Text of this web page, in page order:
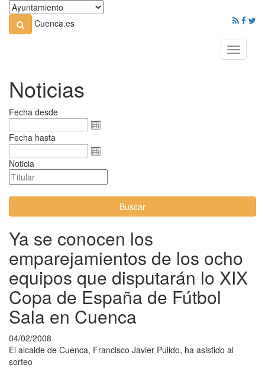
Cuenca.es
Toggle
Noticias
Fecha desde
Fecha hasta
Noticia
Buscar
Ya se conocen los
emparejamientos de los ocho
equipos que disputarán lo XIX
Copa de España de Fútbol
Sala en Cuenca
04/02/2008
El alcalde de Cuenca, Francisco Javier Pulido, ha asistido al
sorteo